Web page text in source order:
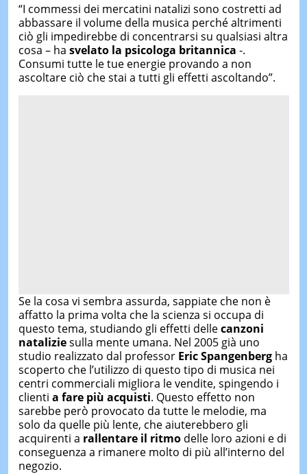
“I commessi dei mercatini natalizi sono costretti ad
abbassare il volume della musica perché altrimenti
ciò gli impedirebbe di concentrarsi su qualsiasi altra
cosa – ha svelato la psicologa britannica -.
Consumi tutte le tue energie provando a non
ascoltare ciò che stai a tutti gli effetti ascoltando”.
Se la cosa vi sembra assurda, sappiate che non è
affatto la prima volta che la scienza si occupa di
questo tema, studiando gli effetti dellecanzoni
nataliziesulla mente umana. Nel 2005 già uno
studio realizzato dal professor Eric Spangenbergha
scoperto che l’utilizzo di questo tipo di musica nei
centri commerciali migliora le vendite, spingendo i
clienti a fare più acquisti. Questo effetto non
sarebbe però provocato da tutte le melodie, ma
solo da quelle più lente, che aiuterebbero gli
acquirenti a rallentare il ritmodelle loro azioni e di
conseguenza a rimanere molto di più all’interno del
negozio.